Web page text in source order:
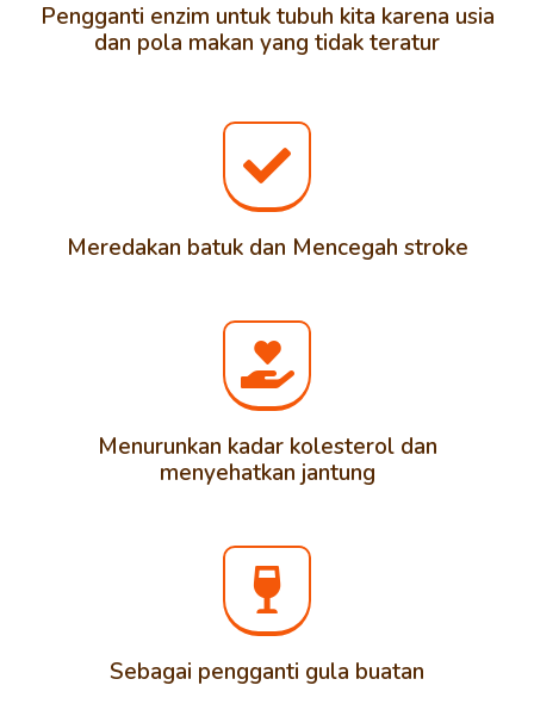
Pengganti enzim untuk tubuh kita karena usia
dan pola makan yang tidak teratur
Meredakan batuk dan Mencegah stroke
Menurunkan kadar kolesterol dan
menyehatkan jantung
Sebagai pengganti gula buatan